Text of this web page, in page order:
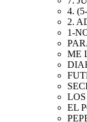
4.
2.
1-
ME
EL